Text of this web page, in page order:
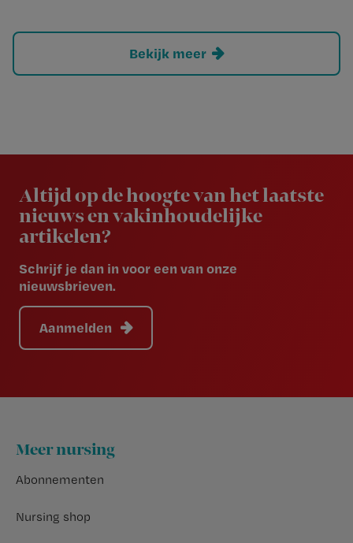
Bekijk meer
Altijd op de hoogte van het laatste
nieuws en vakinhoudelijke
artikelen?
Schrijf je dan in voor een van onze
nieuwsbrieven.
Aanmelden
Footer
Meer nursing
Abonnementen
Nursing shop